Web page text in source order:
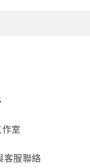
室
客服聯絡